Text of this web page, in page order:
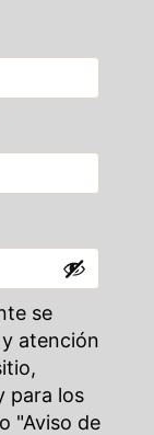
se
atención
para los
"Aviso de